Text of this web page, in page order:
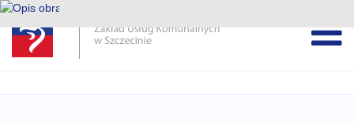
Pomiń
Przejdź